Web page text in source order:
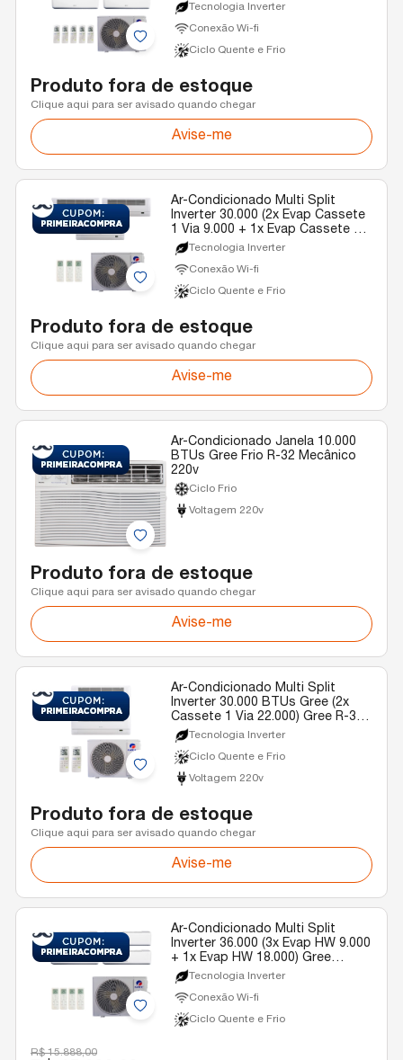
Gree Quente/Frio R-32 220v
Tecnologia Inverter
Conexão Wi-fi
Ciclo Quente e Frio
Produto fora de estoque
Clique aqui para ser avisado quando chegar
Avise-me
Ar-Condicionado Multi Split
Inverter 30.000 (2x Evap Cassete
1 Via 9.000 + 1x Evap Cassete 1
Via 22.000) Gree Quente/Frio R-
32 220v
Tecnologia Inverter
Conexão Wi-fi
Ciclo Quente e Frio
Produto fora de estoque
Clique aqui para ser avisado quando chegar
Avise-me
Ar-Condicionado Janela 10.000
BTUs Gree Frio R-32 Mecânico
220v
Ciclo Frio
Voltagem 220v
Produto fora de estoque
Clique aqui para ser avisado quando chegar
Avise-me
Ar-Condicionado Multi Split
Inverter 30.000 BTUs Gree (2x
Cassete 1 Via 22.000) Gree R-32
Quente e Frio 220v
Tecnologia Inverter
Ciclo Quente e Frio
Voltagem 220v
Produto fora de estoque
Clique aqui para ser avisado quando chegar
Avise-me
Ar-Condicionado Multi Split
Inverter 36.000 (3x Evap HW 9.000
+ 1x Evap HW 18.000) Gree
Quente/Frio R-32 220v
Tecnologia Inverter
Conexão Wi-fi
Ciclo Quente e Frio
R$ 15.888,00